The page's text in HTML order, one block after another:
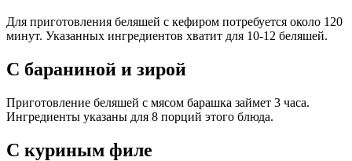
Для приготовления беляшей с кефиром потребуется около 120
минут. Указанных ингредиентов хватит для 10-12 беляшей.
С бараниной и зирой
Приготовление беляшей с мясом барашка займет 3 часа.
Ингредиенты указаны для 8 порций этого блюда.
С куриным филе